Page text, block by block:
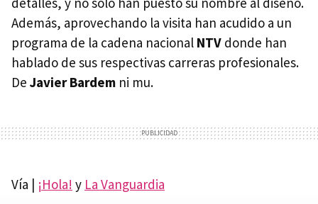
Además, aprovechando la visita han acudido a un
programa de la cadena nacional NTV donde han
hablado de sus respectivas carreras profesionales.
De Javier Bardem ni mu.
Vía | ¡Hola! y La Vanguardia